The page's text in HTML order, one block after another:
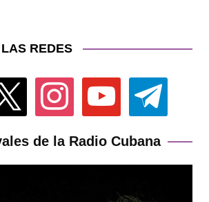
REDES
instagram youtube telegram
de la Radio Cubana